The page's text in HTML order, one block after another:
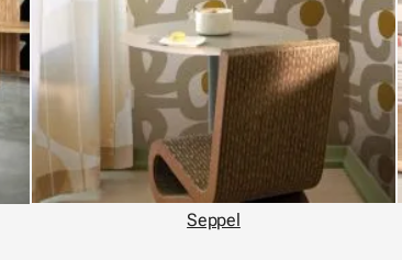
Seppel